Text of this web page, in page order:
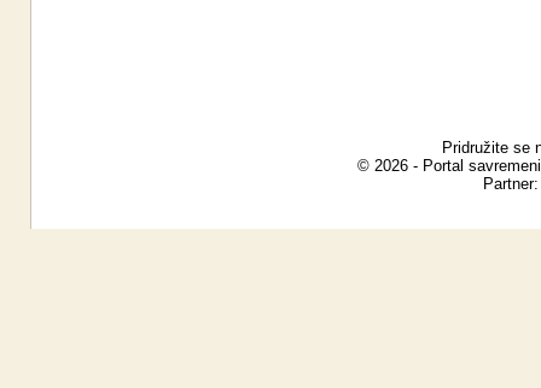
Pridružite se
© 2026 - Portal